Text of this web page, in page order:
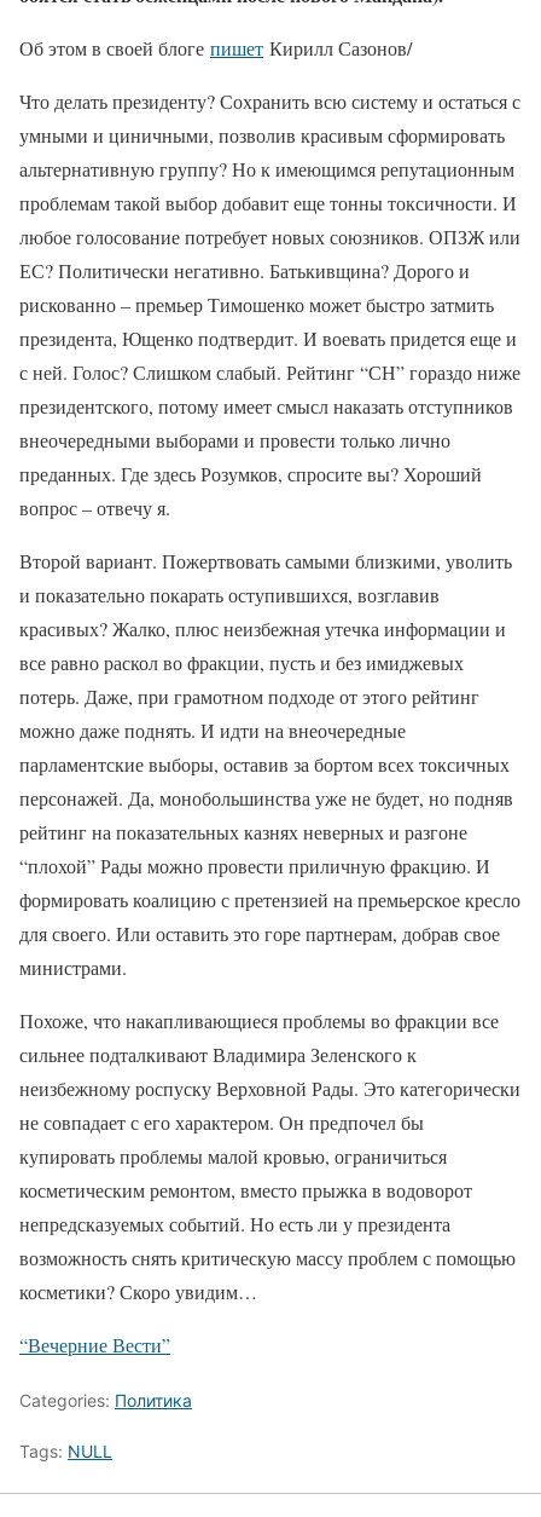
Об этом в своей блоге пишет Кирилл Сазонов/
Что делать президенту? Сохранить всю систему и остаться с
умными и циничными, позволив красивым сформировать
альтернативную группу? Но к имеющимся репутационным
проблемам такой выбор добавит еще тонны токсичности. И
любое голосование потребует новых союзников. ОПЗЖ или
ЕС? Политически негативно. Батькивщина? Дорого и
рискованно – премьер Тимошенко может быстро затмить
президента, Ющенко подтвердит. И воевать придется еще и
с ней. Голос? Слишком слабый. Рейтинг “СН” гораздо ниже
президентского, потому имеет смысл наказать отступников
внеочередными выборами и провести только лично
преданных. Где здесь Розумков, спросите вы? Хороший
вопрос – отвечу я.
Второй вариант. Пожертвовать самыми близкими, уволить
и показательно покарать оступившихся, возглавив
красивых? Жалко, плюс неизбежная утечка информации и
все равно раскол во фракции, пусть и без имиджевых
потерь. Даже, при грамотном подходе от этого рейтинг
можно даже поднять. И идти на внеочередные
парламентские выборы, оставив за бортом всех токсичных
персонажей. Да, монобольшинства уже не будет, но подняв
рейтинг на показательных казнях неверных и разгоне
“плохой” Рады можно провести приличную фракцию. И
формировать коалицию с претензией на премьерское кресло
для своего. Или оставить это горе партнерам, добрав свое
министрами.
Похоже, что накапливающиеся проблемы во фракции все
сильнее подталкивают Владимира Зеленского к
неизбежному роспуску Верховной Рады. Это категорически
не совпадает с его характером. Он предпочел бы
купировать проблемы малой кровью, ограничиться
косметическим ремонтом, вместо прыжка в водоворот
непредсказуемых событий. Но есть ли у президента
возможность снять критическую массу проблем с помощью
косметики? Скоро увидим…
“Вечерние Вести”
Categories: Политика
Tags: NULL